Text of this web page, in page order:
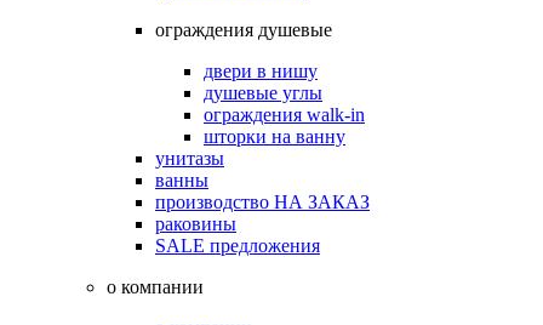
ограждения душевые
двери в нишу
душевые углы
ограждения walk-in
шторки на ванну
унитазы
ванны
производство НА ЗАКАЗ
раковины
SALE предложения
о компании